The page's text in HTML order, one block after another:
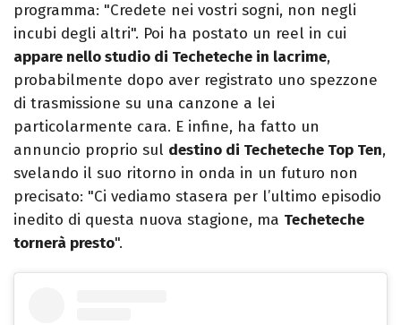
programma: "Credete nei vostri sogni, non negli
incubi degli altri". Poi ha postato un reel in cui
appare nello studio di Techeteche in lacrime,
probabilmente dopo aver registrato uno spezzone
di trasmissione su una canzone a lei
particolarmente cara. E infine, ha fatto un
annuncio proprio sul destino di Techeteche Top Ten,
svelando il suo ritorno in onda in un futuro non
precisato: "Ci vediamo stasera per l’ultimo episodio
inedito di questa nuova stagione, ma Techeteche
tornerà presto".